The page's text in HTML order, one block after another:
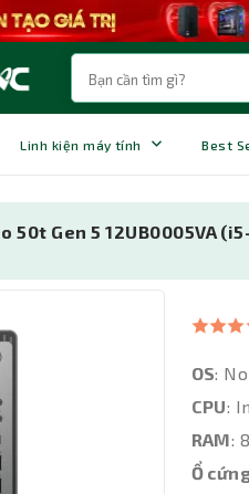
Linh kiện máy tính Best
Gen 5 12UB0005VA
OS: No
CPU:
RAM:
Ổ